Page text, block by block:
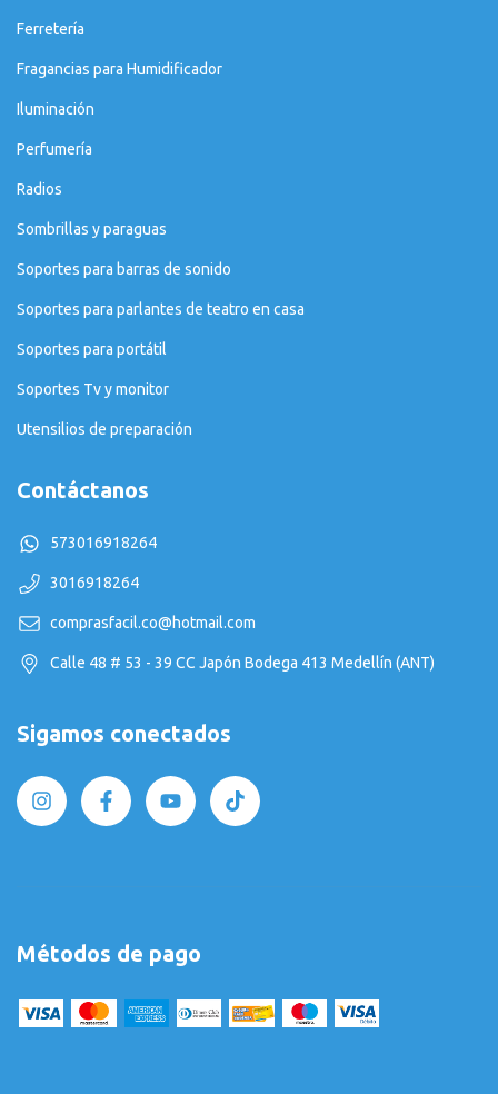
Ferretería
Fragancias para Humidificador
Iluminación
Perfumería
Radios
Sombrillas y paraguas
Soportes para barras de sonido
Soportes para parlantes de teatro en casa
Soportes para portátil
Soportes Tv y monitor
Utensilios de preparación
Contáctanos
573016918264
3016918264
comprasfacil.co@hotmail.com
Calle 48 # 53 - 39 CC Japón Bodega 413 Medellín (ANT)
Sigamos conectados
Métodos de pago